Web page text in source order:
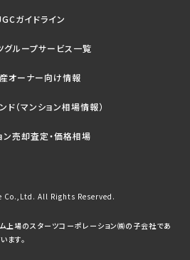
ガイドライン
グループサービス一覧
オーナー向け情報
ド（マンション相場情報）
ン売却査定・価格相場
Co.,Ltd. All Rights Reserved.
上場のスターツコーポレーション㈱の子会社であ
ます。